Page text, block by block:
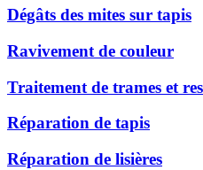
Dégâts des mites sur tapis
Ravivement de couleur
Traitement de trames et
Réparation de tapis
Réparation de lisières